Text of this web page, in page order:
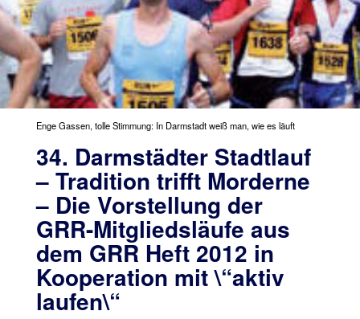
Enge Gassen, tolle Stimmung: In Darmstadt weiß man, wie es läuft
34. Darmstädter Stadtlauf
– Tradition trifft Morderne
– Die Vorstellung der
GRR-Mitgliedsläufe aus
dem GRR Heft 2012 in
Kooperation mit \“aktiv
laufen\“